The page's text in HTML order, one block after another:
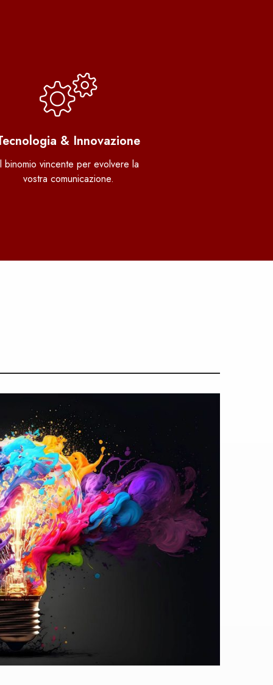
& Innovazione
binomio vincente per evolvere la
vostra comunicazione.